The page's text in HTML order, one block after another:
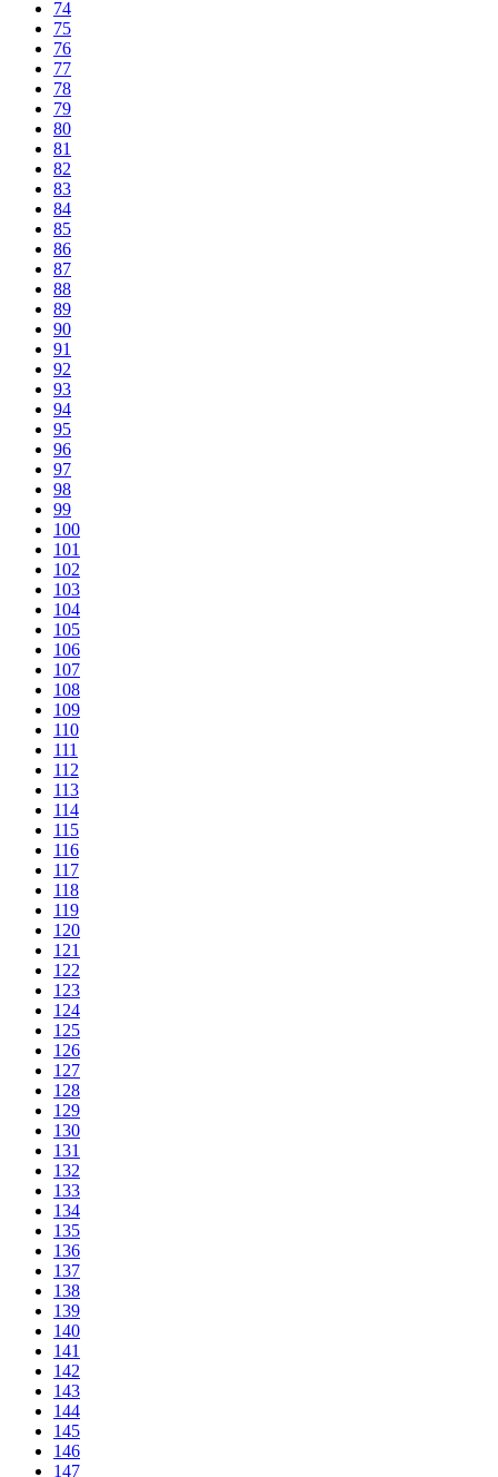
74
75
76
77
78
79
80
81
82
83
84
85
86
87
88
89
90
91
92
93
94
95
96
97
98
99
100
101
102
103
104
105
106
107
108
109
110
111
112
113
114
115
116
117
118
119
120
121
122
123
124
125
126
127
128
129
130
131
132
133
134
135
136
137
138
139
140
141
142
143
144
145
146
147